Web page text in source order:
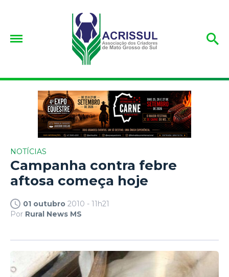
NOTÍCIAS
Campanha contra febre
aftosa começa hoje
01 outubro 2010 - 11h21
Por Rural News MS